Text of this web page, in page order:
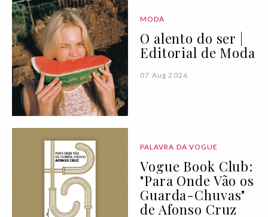
MODA
O alento do ser |
Editorial de Moda
07 Aug 2026
PALAVRA DA VOGUE
Vogue Book Club:
"Para Onde Vão os
Guarda-Chuvas"
de Afonso Cruz